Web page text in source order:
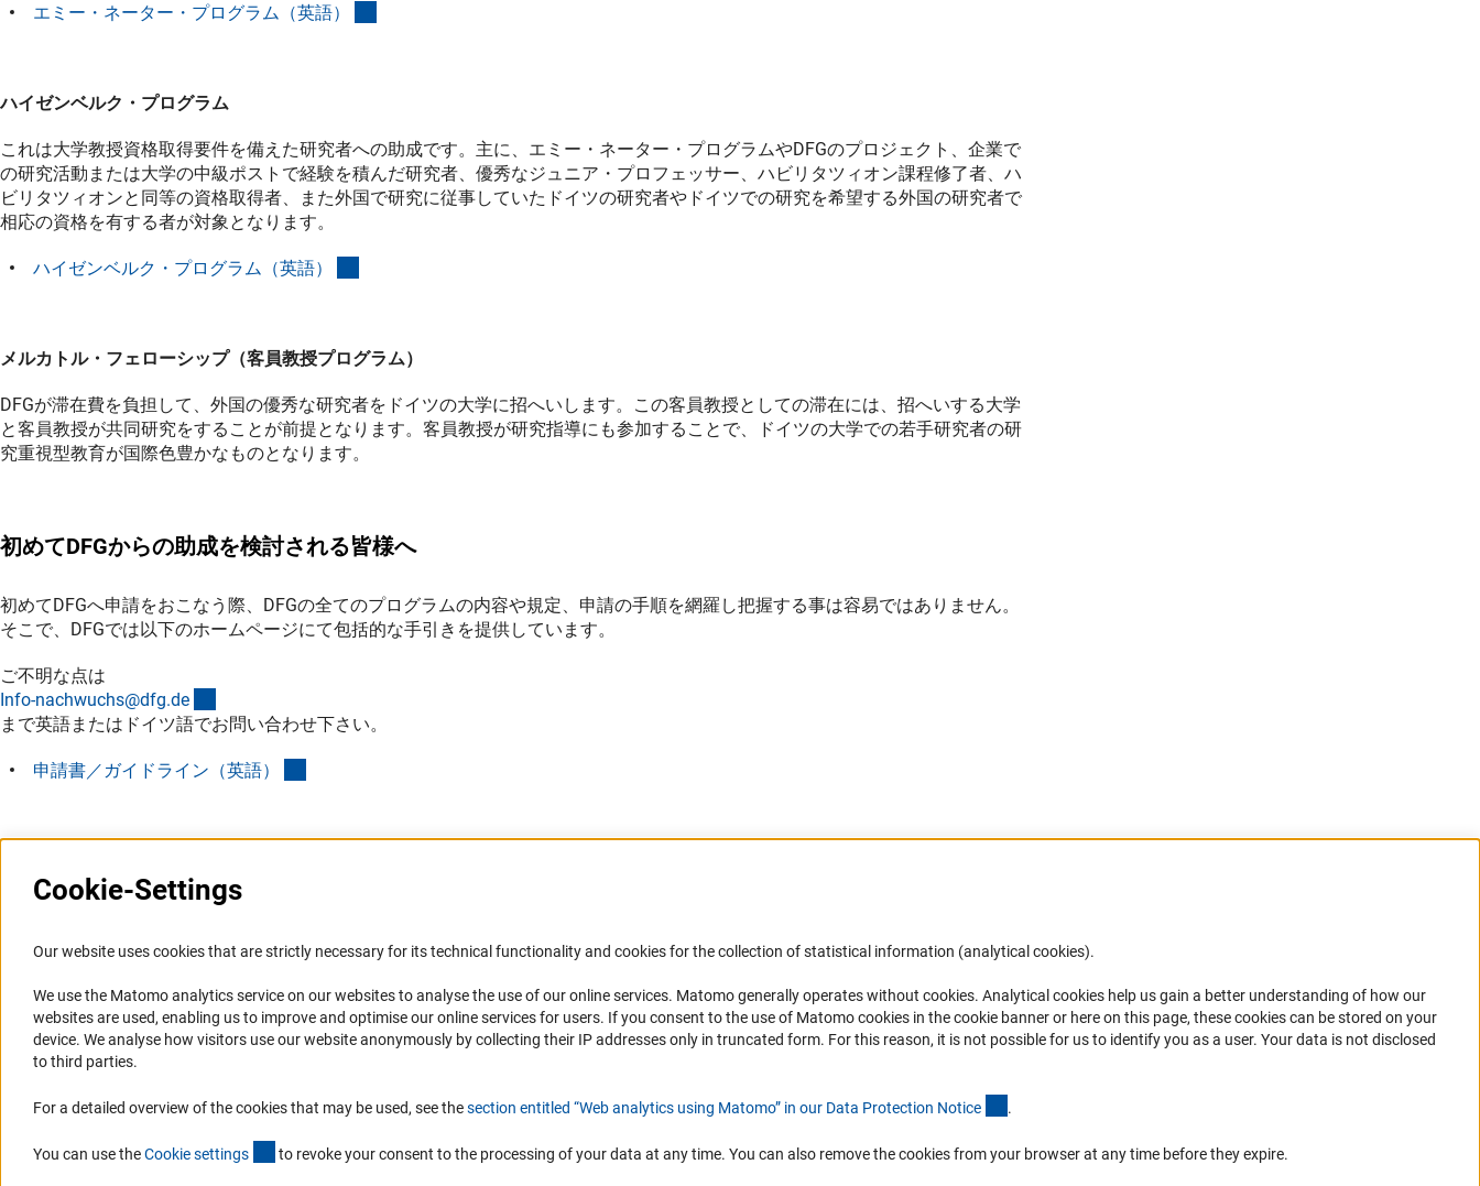
エミー・ネーター・プログラム（英語）
ハイゼンベルク・プログラム
これは大学教授資格取得要件を備えた研究者への助成です。主に、エミー・ネーター・プログラムやDFGのプロジェクト、企業で
の研究活動または大学の中級ポストで経験を積んだ研究者、優秀なジュニア・プロフェッサー、ハビリタツィオン課程修了者、ハ
ビリタツィオンと同等の資格取得者、また外国で研究に従事していたドイツの研究者やドイツでの研究を希望する外国の研究者で
相応の資格を有する者が対象となります。
ハイゼンベルク・プログラム（英語）
メルカトル・フェローシップ（客員教授プログラム）
DFGが滞在費を負担して、外国の優秀な研究者をドイツの大学に招へいします。この客員教授としての滞在には、招へいする大学
と客員教授が共同研究をすることが前提となります。客員教授が研究指導にも参加することで、ドイツの大学での若手研究者の研
究重視型教育が国際色豊かなものとなります。
初めてDFGからの助成を検討される皆様へ
初めてDFGへ申請をおこなう際、DFGの全てのプログラムの内容や規定、申請の手順を網羅し把握する事は容易ではありません。
そこで、DFGでは以下のホームページにて包括的な手引きを提供しています。
ご不明な点は
Info-nachwuchs@dfg.de
まで英語またはドイツ語でお問い合わせ下さい。
申請書／ガイドライン（英語）
ニュース DFG日本代表部
DFG日本代表部の沿革
お問い合わせ
助成・支援
助成・支援
FAQ
DFG Japan LinkedIn
DFGのニュースとお知らせはDFG Japanの
Cookie-Settings
Our website uses cookies that are strictly necessary for its technical functionality and cookies for the collection of statistical information (analytical cookies).
We use the Matomo analytics service on our websites to analyse the use of our online services. Matomo generally operates without cookies(Anc
. Analytical cookies help us gain a better understanding of how our
websites are used, enabling us to improve and optimise our online services for users. If you consent to the use of Matomo cookies in the cookie banner or here on this page, these cookies can be stored on your
device. We analyse how visitors use our website anonymously by collecting their IP addresses only in truncated form. For this reason, it is not possible for us to identify you as a user. Your data is not disclosed
to third parties.
For a detailed overview of the cookies that may be used, see thesection entitled “Web analytics using Matomo” in our Data Protection Notice .
You can use theCookie settings (externer Link)
to revoke your consent to the processing of your data at any time. You can also remove the cookies from your browser at any time before they expire.